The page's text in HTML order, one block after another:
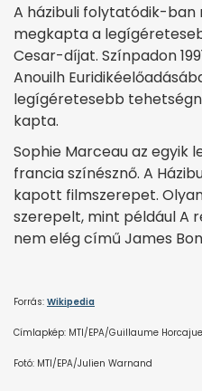
A házibuli folytatódik-
megkapta a
Cesar-díjat. Színpadon
Anouilh
legígéretesebb
kapta.
Sophie Marceau az
francia színésznő. A
kapott filmszerepet.
szerepelt, mint például A
nem elég című James
Forrás: Wikipedia
Címlapkép: MTI/EPA/Guillaume
Fotó: MTI/EPA/Julien Warnand